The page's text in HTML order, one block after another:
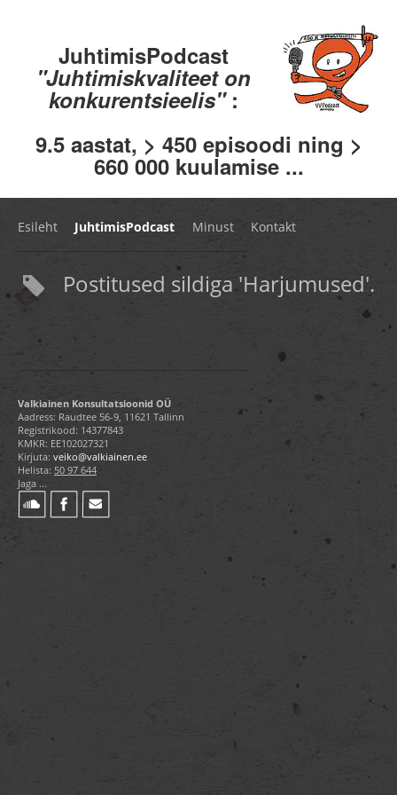
JuhtimisPodcast
"Juhtimiskvaliteet on
konkurentsieelis" :
9.5 aastat, > 450 episoodi ning >
660 000 kuulamise ...
Esileht JuhtimisPodcast Minust Kontakt
Postitused sildiga 'Harjumused'.
Valkiainen Konsultatsioonid OÜ
Aadress: Raudtee 56-9, 11621 Tallinn
Registrikood: 14377843
KMKR: EE102027321
Kirjuta: veiko@valkiainen.ee
Helista: 50 97 644
Jaga ...